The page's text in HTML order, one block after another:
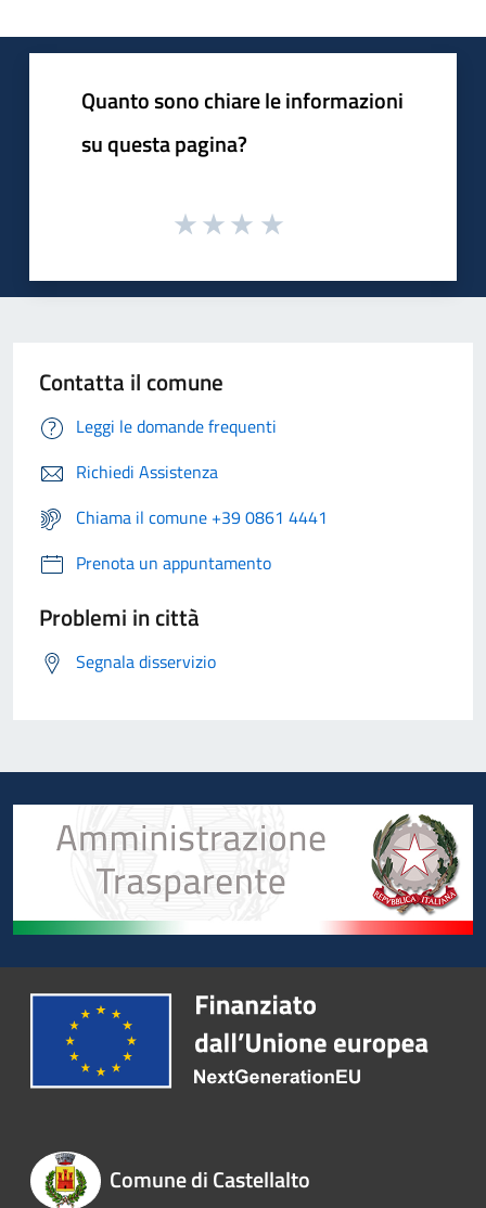
Quanto sono chiare le informazioni
su questa pagina?
Contatta il comune
Leggi le domande frequenti
Richiedi Assistenza
Chiama il comune +39 0861 4441
Prenota un appuntamento
Problemi in città
Segnala disservizio
Comune di Castellalto